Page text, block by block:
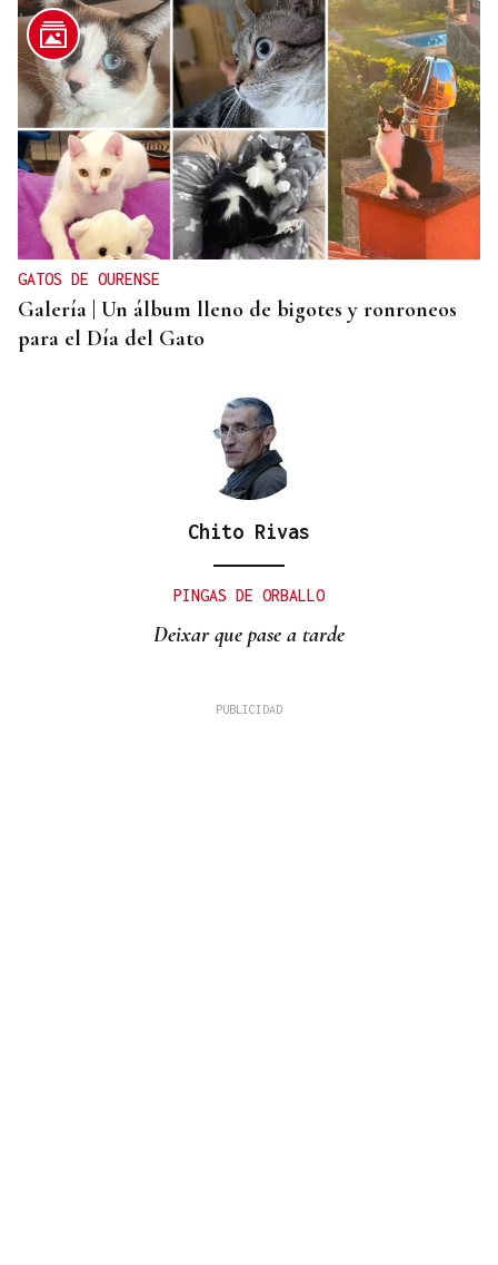
GATOS DE OURENSE
Galería | Un álbum lleno de bigotes y ronroneos
para el Día del Gato
Chito Rivas
PINGAS DE ORBALLO
Deixar que pase a tarde